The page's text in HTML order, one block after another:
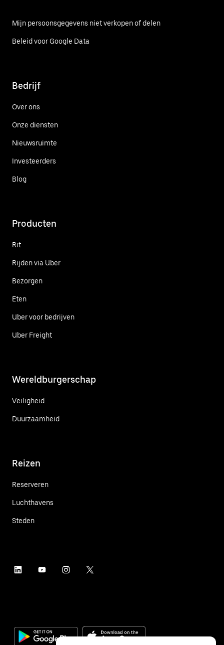
Mijn persoonsgegevens niet verkopen of delen
Beleid voor Google Data
Bedrijf
Over ons
Onze diensten
Nieuwsruimte
Investeerders
Blog
Producten
Rit
Rijden via Uber
Bezorgen
Eten
Uber voor bedrijven
Uber Freight
Wereldburgerschap
Veiligheid
Duurzaamheid
Reizen
Reserveren
Luchthavens
Steden